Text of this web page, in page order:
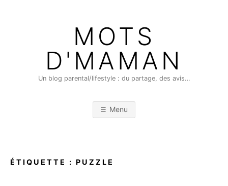
MOTS
D'MAMAN
Un blog parental/lifestyle : du partage, des avis…
Menu
ÉTIQUETTE : PUZZLE